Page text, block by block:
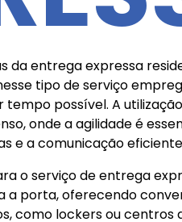
entrega expressa
tipo de serviço
possível. A
onde a agilidade é
e a comunicação
o serviço de entrega
porta, oferecendo
como lockers ou centros